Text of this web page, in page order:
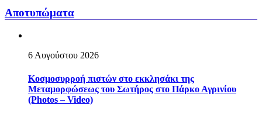
Αποτυπώματα
6 Αυγούστου 2026
Κοσμοσυρροή πιστών στο εκκλησάκι της
Μεταμορφώσεως του Σωτήρος στο Πάρκο Αγρινίου
(Photos – Video)